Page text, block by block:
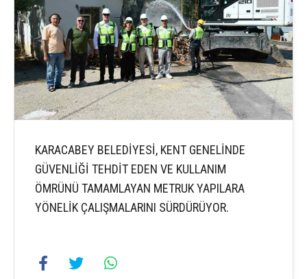
KARACABEY BELEDİYESİ, KENT GENELİNDE
GÜVENLİĞİ TEHDİT EDEN VE KULLANIM
ÖMRÜNÜ TAMAMLAYAN METRUK YAPILARA
YÖNELİK ÇALIŞMALARINI SÜRDÜRÜYOR.